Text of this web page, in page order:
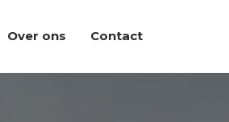
Over ons Contact